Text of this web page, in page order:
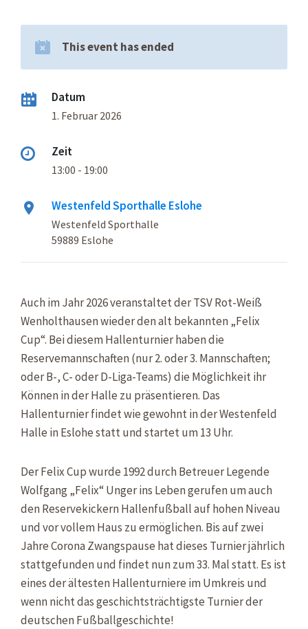
This event has ended
Datum
1. Februar 2026
Zeit
13:00 - 19:00
Westenfeld Sporthalle Eslohe
Westenfeld Sporthalle
59889 Eslohe
Auch im Jahr 2026 veranstaltet der TSV Rot-Weiß
Wenholthausen wieder den alt bekannten „Felix
Cup“. Bei diesem Hallenturnier haben die
Reservemannschaften (nur 2. oder 3. Mannschaften;
oder B-, C- oder D-Liga-Teams) die Möglichkeit ihr
Können in der Halle zu präsentieren. Das
Hallenturnier findet wie gewohnt in der Westenfeld
Halle in Eslohe statt und startet um 13 Uhr.
Der Felix Cup wurde 1992 durch Betreuer Legende
Wolfgang „Felix“ Unger ins Leben gerufen um auch
den Reservekickern Hallenfußball auf hohen Niveau
und vor vollem Haus zu ermöglichen. Bis auf zwei
Jahre Corona Zwangspause hat dieses Turnier jährlich
stattgefunden und findet nun zum 33. Mal statt. Es ist
eines der ältesten Hallenturniere im Umkreis und
wenn nicht das geschichtsträchtigste Turnier der
deutschen Fußballgeschichte!